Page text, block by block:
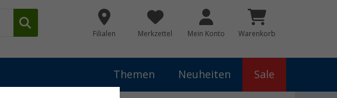
Filialen Merkzettel Mein Konto Warenkorb
Themen Neuheiten Sale